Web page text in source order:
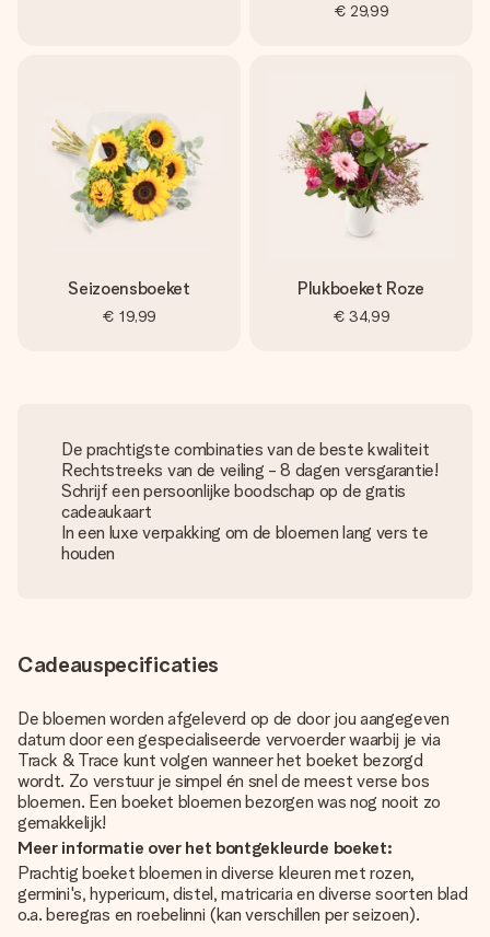
€ 29,99
Seizoensboeket
€ 19,99
Plukboeket Roze
€ 34,99
De prachtigste combinaties van de beste kwaliteit
Rechtstreeks van de veiling - 8 dagen versgarantie!
Schrijf een persoonlijke boodschap op de gratis
cadeaukaart
In een luxe verpakking om de bloemen lang vers te
houden
Cadeauspecificaties
De bloemen worden afgeleverd op de door jou aangegeven
datum door een gespecialiseerde vervoerder waarbij je via
Track & Trace kunt volgen wanneer het boeket bezorgd
wordt. Zo verstuur je simpel én snel de meest verse bos
bloemen. Een boeket bloemen bezorgen was nog nooit zo
gemakkelijk!
Meer informatie over het bontgekleurde boeket:
Prachtig boeket bloemen in diverse kleuren met rozen,
germini's, hypericum, distel, matricaria en diverse soorten blad
o.a. beregras en roebelinni (kan verschillen per seizoen).